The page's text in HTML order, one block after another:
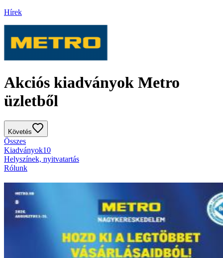
Hírek
Akciós kiadványok Metro
üzletből
Követés
Összes
Kiadványok10
Helyszínek, nyitvatartás
Rólunk